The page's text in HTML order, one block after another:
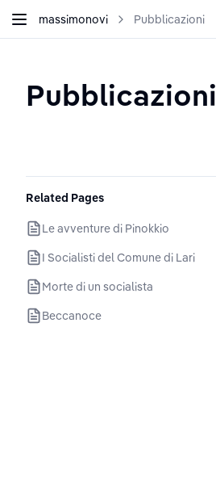
massimonovi Pubblicazioni
Pubblicazioni
Related Pages
Le avventure di Pinokkio
I Socialisti del Comune di Lari
Morte di un socialista
Beccanoce